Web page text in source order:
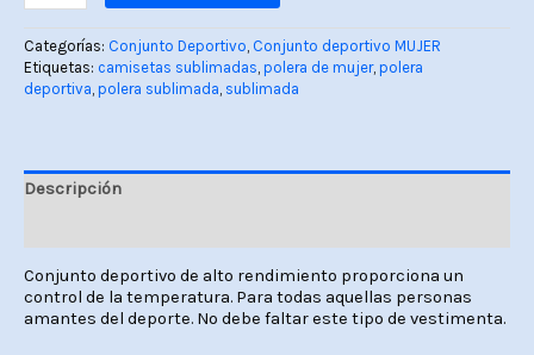
Categorías: Conjunto Deportivo, Conjunto deportivo MUJER
Etiquetas: camisetas sublimadas, polera de mujer, polera
deportiva, polera sublimada, sublimada
Descripción
Conjunto deportivo de alto rendimiento proporciona un
control de la temperatura. Para todas aquellas personas
amantes del deporte. No debe faltar este tipo de vestimenta.